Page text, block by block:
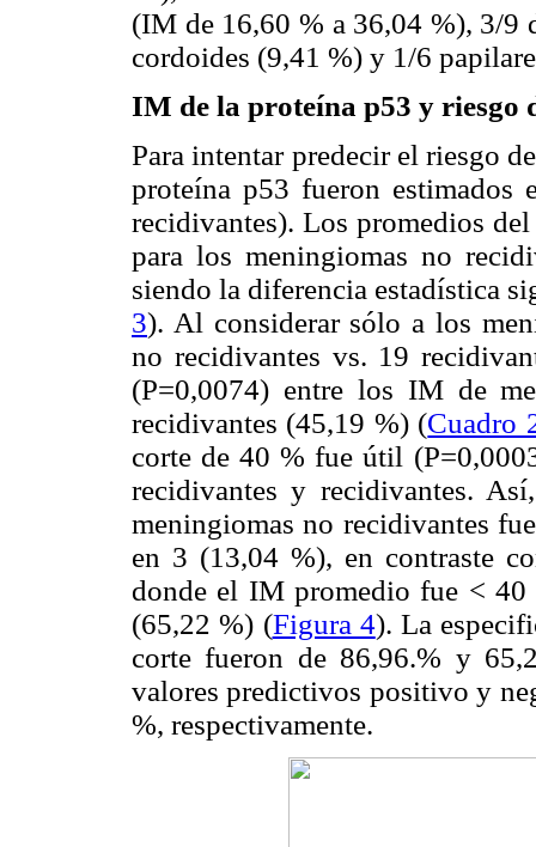
(IM de 16,60 % a 36,04 %), 3/9
cordoides (9,41 %) y 1/6
IM de la proteína p53 y riesgo
Para intentar predecir el riesgo
proteína p53 fueron estimados
recidivantes). Los promedios
para los meningiomas no
siendo la diferencia estadística
3). Al considerar sólo a los
no recidivantes vs. 19
(P=0,0074) entre los IM de
recidivantes (45,19 %) (Cuadro
corte de 40 % fue útil
recidivantes y recidivantes.
meningiomas no recidivantes
en 3 (13,04 %), en contraste
donde el IM promedio fue <
(65,22 %) (Figura 4). La
corte fueron de 86,96.% y
valores predictivos positivo y
%, respectivamente.